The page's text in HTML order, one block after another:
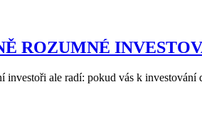
ROZUMNÉ
investoři ale radí: pokud vás k